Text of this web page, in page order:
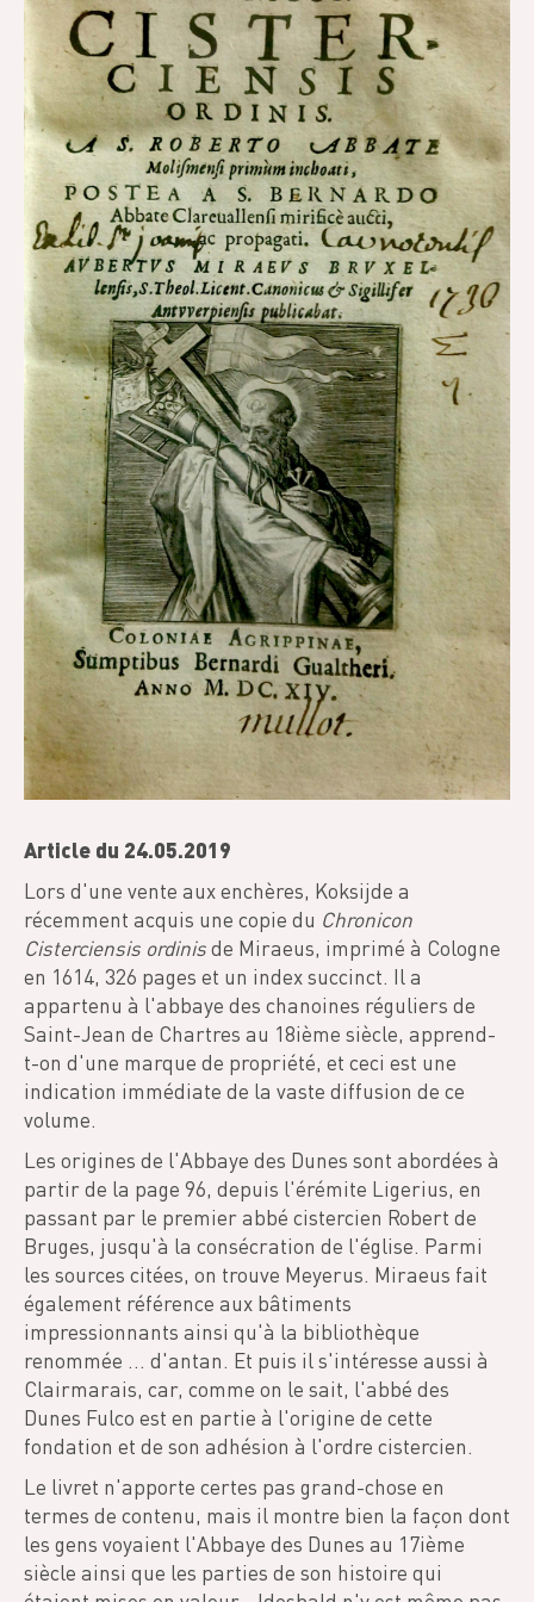
Article du 24.05.2019
Lors d'une vente aux enchères, Koksijde a
récemment acquis une copie du Chronicon
Cisterciensis ordinisde Miraeus, imprimé à Cologne
en 1614, 326 pages et un index succinct. Il a
appartenu à l'abbaye des chanoines réguliers de
Saint-Jean de Chartres au 18ième siècle, apprend-
t-on d'une marque de propriété, et ceci est une
indication immédiate de la vaste diffusion de ce
volume.
Les origines de l'Abbaye des Dunes sont abordées à
partir de la page 96, depuis l'érémite Ligerius, en
passant par le premier abbé cistercien Robert de
Bruges, jusqu'à la consécration de l'église. Parmi
les sources citées, on trouve Meyerus. Miraeus fait
également référence aux bâtiments
impressionnants ainsi qu'à la bibliothèque
renommée ... d'antan. Et puis il s'intéresse aussi à
Clairmarais, car, comme on le sait, l'abbé des
Dunes Fulco est en partie à l'origine de cette
fondation et de son adhésion à l'ordre cistercien.
Le livret n'apporte certes pas grand-chose en
termes de contenu, mais il montre bien la façon dont
les gens voyaient l'Abbaye des Dunes au 17ième
siècle ainsi que les parties de son histoire qui